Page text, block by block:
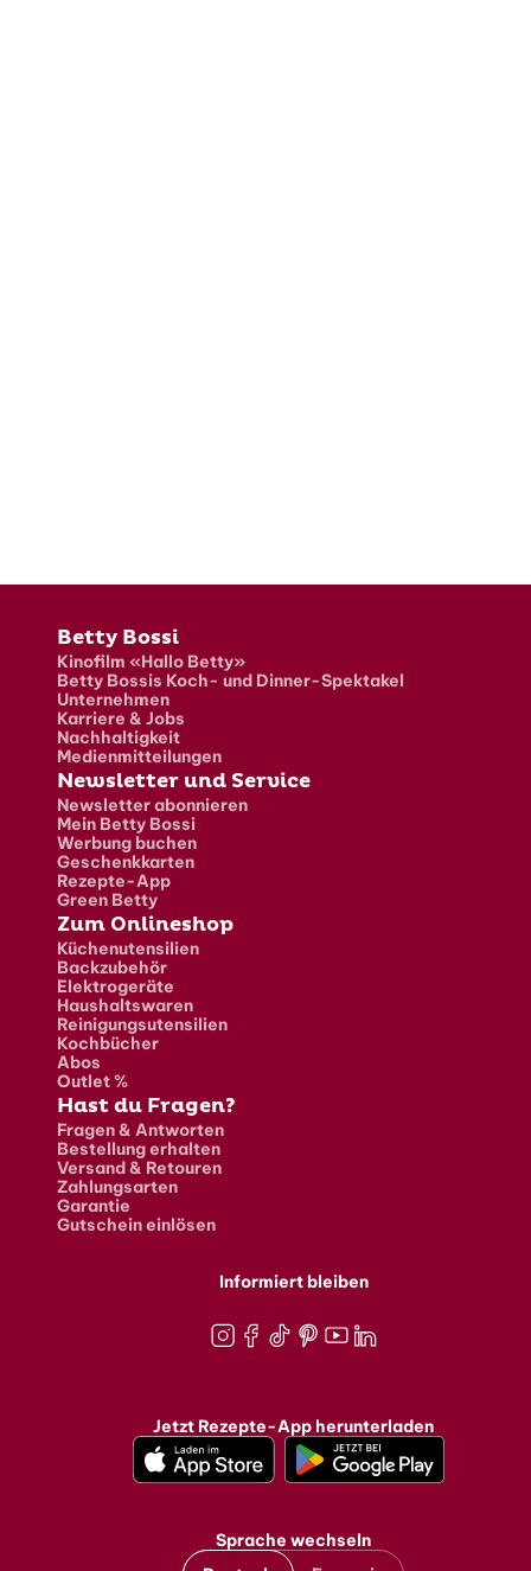
Fusszeile
Betty Bossi
Kinofilm «Hallo Betty»
Betty Bossis Koch- und Dinner-Spektakel
Unternehmen
Karriere & Jobs
Nachhaltigkeit
Medienmitteilungen
Newsletter und Service
Newsletter abonnieren
Mein Betty Bossi
Werbung buchen
Geschenkkarten
Rezepte-App
Green Betty
Zum Onlineshop
Küchenutensilien
Backzubehör
Elektrogeräte
Haushaltswaren
Reinigungsutensilien
Kochbücher
Abos
Outlet %
Hast du Fragen?
Fragen & Antworten
Bestellung erhalten
Versand & Retouren
Zahlungsarten
Garantie
Gutschein einlösen
Informiert bleiben
Jetzt Rezepte-App herunterladen
Sprache wechseln